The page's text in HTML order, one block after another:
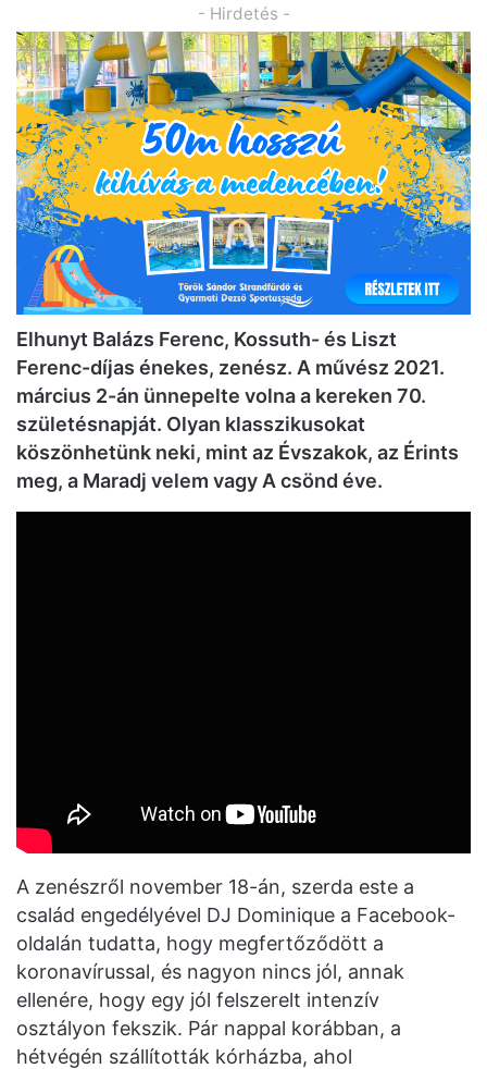
- Hirdetés -
Elhunyt Balázs Ferenc, Kossuth- és Liszt
Ferenc-díjas énekes, zenész. A művész 2021.
március 2-án ünnepelte volna a kereken 70.
születésnapját. Olyan klasszikusokat
köszönhetünk neki, mint az Évszakok, az Érints
meg, a Maradj velem vagy A csönd éve.
A zenészről november 18-án, szerda este a
család engedélyével DJ Dominique a Facebook-
oldalán tudatta, hogy megfertőződött a
koronavírussal, és nagyon nincs jól, annak
ellenére, hogy egy jól felszerelt intenzív
osztályon fekszik. Pár nappal korábban, a
hétvégén szállították kórházba, ahol